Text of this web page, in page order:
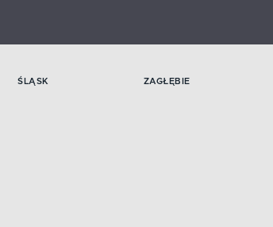
ŚLĄSK ZAGŁĘBIE